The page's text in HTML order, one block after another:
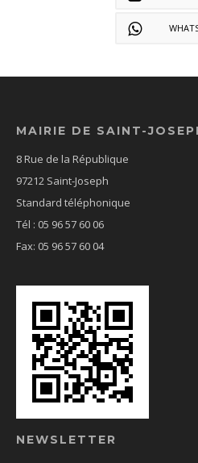
MAIRIE DE SAINT-
8 Rue de la République
97212 Saint-Joseph
Standard téléphonique
Tél : 05 96 57 60 06
Fax: 05 96 57 60 04
NEWSLETTER